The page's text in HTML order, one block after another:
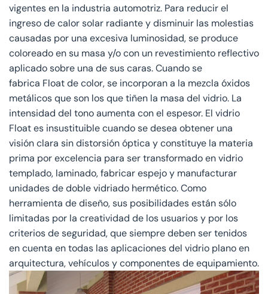
vigentes en la industria automotriz. Para reducir el
ingreso de calor solar radiante y disminuir las molestias
causadas por una excesiva luminosidad, se produce
coloreado en su masa y/o con un revestimiento reflectivo
aplicado sobre una de sus caras. Cuando se
fabrica Float de color, se incorporan a la mezcla óxidos
metálicos que son los que tiñen la masa del vidrio. La
intensidad del tono aumenta con el espesor. El vidrio
Float es insustituible cuando se desea obtener una
visión clara sin distorsión óptica y constituye la materia
prima por excelencia para ser transformado en vidrio
templado, laminado, fabricar espejo y manufacturar
unidades de doble vidriado hermético. Como
herramienta de diseño, sus posibilidades están sólo
limitadas por la creatividad de los usuarios y por los
criterios de seguridad, que siempre deben ser tenidos
en cuenta en todas las aplicaciones del vidrio plano en
arquitectura, vehículos y componentes de equipamiento.